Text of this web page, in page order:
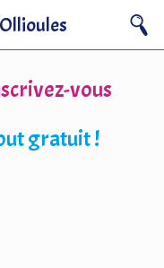
vous
gratuit !